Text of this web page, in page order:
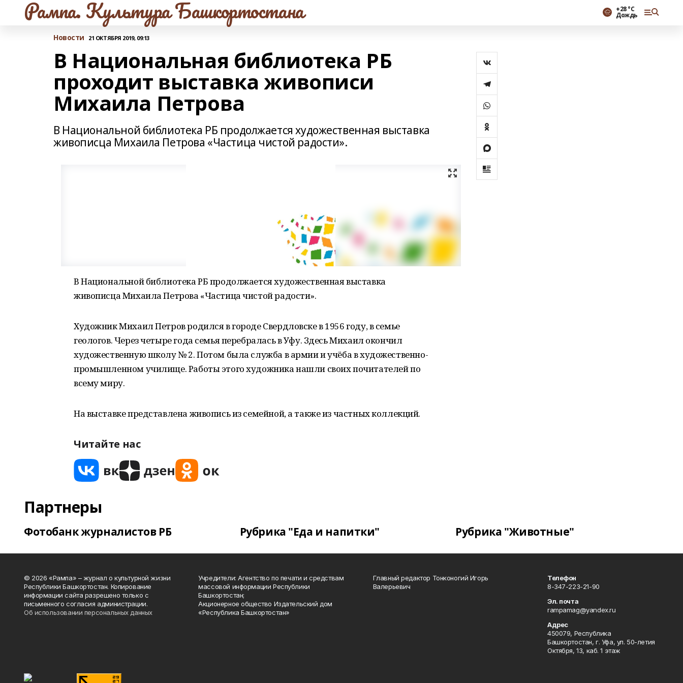
Рампа. Культура Башкортостана +28 °С
Дождь
Новости 21 ОКТЯБРЯ 2019, 09:13
В Национальная библиотека РБ
проходит выставка живописи
Михаила Петрова
В Национальной библиотека РБ продолжается художественная выставка
живописца Михаила Петрова «Частица чистой радости».
В Национальной библиотека РБ продолжается художественная выставка
живописца Михаила Петрова «Частица чистой радости».
Художник Михаил Петров родился в городе Свердловске в 1956 году, в семье
геологов. Через четыре года семья перебралась в Уфу. Здесь Михаил окончил
художественную школу № 2. Потом была служба в армии и учёба в художественно-
промышленном училище. Работы этого художника нашли своих почитателей по
всему миру.
На выставке представлена живопись из семейной, а также из частных коллекций.
Читайте нас
Партнеры
Фотобанк журналистов РБ Рубрика "Еда и напитки" Рубрика "Животные"
© 2026 «Рампа» – журнал о культурной жизни
Республики Башкортостан. Копирование
информации сайта разрешено только с
письменного согласия администрации.
Об использовании персональных данных
Учредители: Агентство по печати и средствам
массовой информации Республики
Башкортостан;
Акционерное общество Издательский дом
«Республика Башкортостан»
Главный редактор Тонконогий Игорь
Валерьевич
Телефон
8-347-223-21-90
Эл. почта
rampamag@yandex.ru
Адрес
450079, Республика
Башкортостан, г. Уфа, ул. 50-летия
Октября, 13, каб. 1 этаж